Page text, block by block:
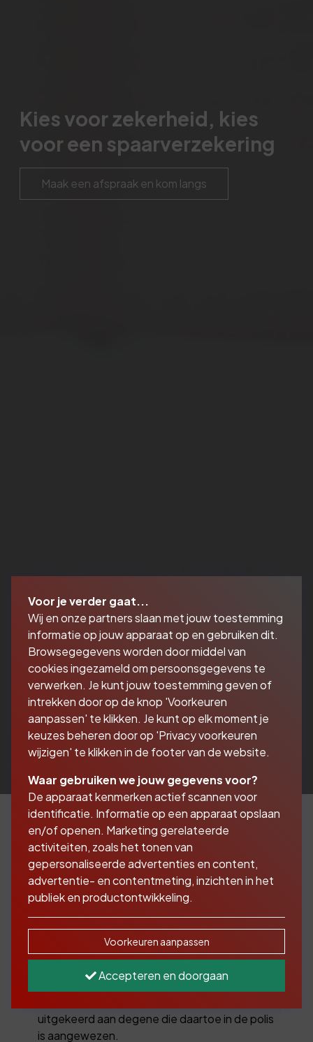
Kies voor zekerheid, kies
voor een spaarverzekering
Maak een afspraak en kom langs
Bekijk de mogelijkheden
van een
spaarverzekering
Een spaarverzekering is een
kapitaalverzekering. Het is een verzekering
waarbij, als de verzekerde op de einddatum
uitgekeerd aan degene die daartoe in de polis
is aangewezen.
Voor je verder gaat...
Wij en onze partners slaan met jouw toestemming
informatie op jouw apparaat op en gebruiken dit.
Browsegegevens worden door middel van
cookies ingezameld om persoonsgegevens te
verwerken. Je kunt jouw toestemming geven of
intrekken door op de knop 'Voorkeuren
aanpassen' te klikken. Je kunt op elk moment je
keuzes beheren door op 'Privacy voorkeuren
wijzigen' te klikken in de footer van de website.
Waar gebruiken we jouw gegevens voor?
De apparaat kenmerken actief scannen voor
identificatie. Informatie op een apparaat opslaan
en/of openen. Marketing gerelateerde
activiteiten, zoals het tonen van
gepersonaliseerde advertenties en content,
advertentie- en contentmeting, inzichten in het
publiek en productontwikkeling.
Voorkeuren aanpassen
Accepteren en doorgaan